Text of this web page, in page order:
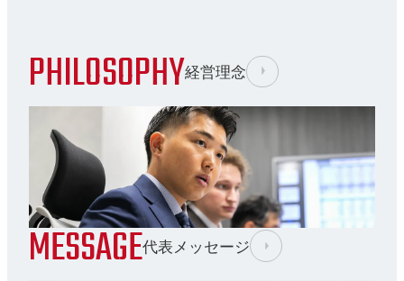
PHILOSOPHY経営理念
MESSAGE代表メッセージ